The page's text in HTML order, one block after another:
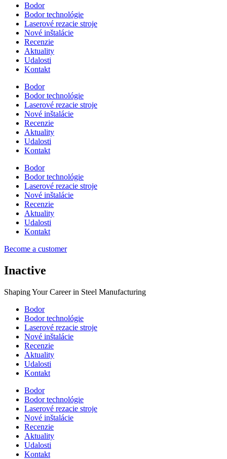
Bodor
Bodor technológie
Laserové rezacie stroje
Nové inštalácie
Recenzie
Aktuality
Udalosti
Kontakt
Bodor
Bodor technológie
Laserové rezacie stroje
Nové inštalácie
Recenzie
Aktuality
Udalosti
Kontakt
Bodor
Bodor technológie
Laserové rezacie stroje
Nové inštalácie
Recenzie
Aktuality
Udalosti
Kontakt
Become a customer
Inactive
Shaping Your Career in Steel Manufacturing
Bodor
Bodor technológie
Laserové rezacie stroje
Nové inštalácie
Recenzie
Aktuality
Udalosti
Kontakt
Bodor
Bodor technológie
Laserové rezacie stroje
Nové inštalácie
Recenzie
Aktuality
Udalosti
Kontakt